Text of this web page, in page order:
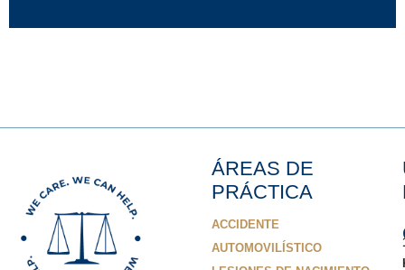
ÁREAS DE
PRÁCTICA
ACCIDENTE
AUTOMOVILÍSTICO